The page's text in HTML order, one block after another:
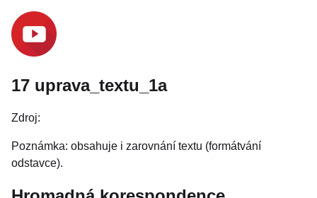
17 uprava_textu_1a
Zdroj:
Poznámka: obsahuje i zarovnání textu (formátvání
odstavce).